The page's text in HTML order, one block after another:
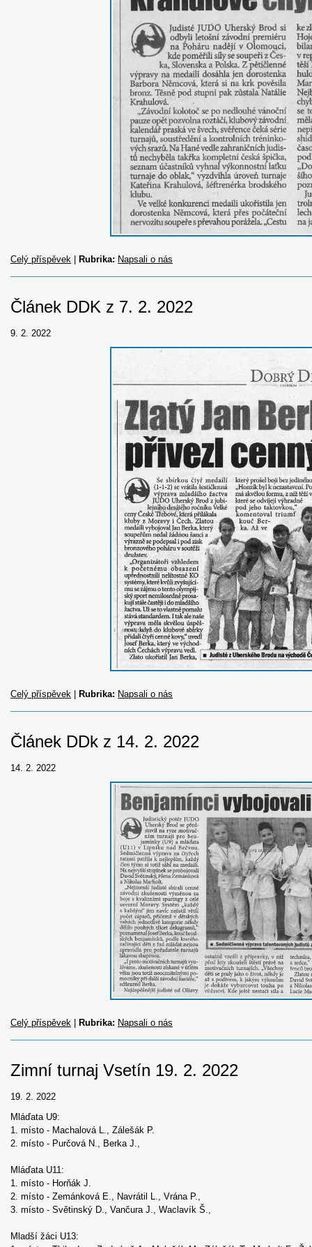
Celý příspěvek Rubrika: Napsali o nás
Článek DDK z 7. 2. 2022
9. 2. 2022
Celý příspěvek Rubrika: Napsali o nás
Článek DDk z 14. 2. 2022
14. 2. 2022
Celý příspěvek Rubrika: Napsali o nás
Zimní turnaj Vsetín 19. 2. 2022
19. 2. 2022
Mláďata U9:
1. místo - Machalová L., Zálešák P.
2. místo - Purčová N., Berka J.,
Mláďata U11:
1. místo - Horňák J.
2. místo - Zemánková E., Navrátil L., Vrána P.,
3. místo - Světinský D., Vančura J., Waclavík Š.,
Mladší žáci U13: